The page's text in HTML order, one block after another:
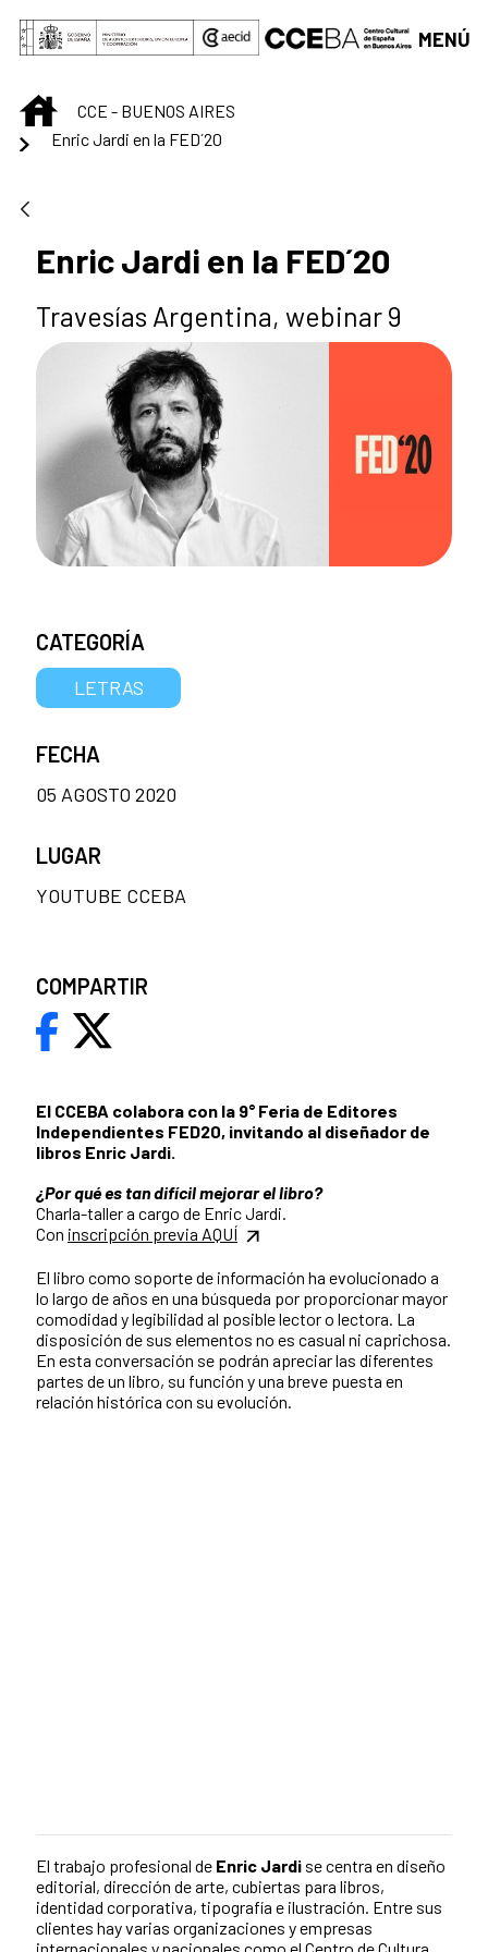
Saltar al contenido principal
MENÚ
INICIOCCE - BUENOS AIRES
Enric Jardi en la FED´20
Enric Jardi en la FED´20
Travesías Argentina, webinar 9
El CCEBA colabora con la 9° Feria de Editores
Independientes FED20, invitando al diseñador de
libros Enric Jardi.
¿Por qué es tan difícil mejorar el libro?
Charla-taller a cargo de Enric Jardi.
Con inscripción previa AQUÍ
El libro como soporte de información ha evolucionado a
lo largo de años en una búsqueda por proporcionar mayor
comodidad y legibilidad al posible lector o lectora. La
disposición de sus elementos no es casual ni caprichosa.
En esta conversación se podrán apreciar las diferentes
partes de un libro, su función y una breve puesta en
relación histórica con su evolución.
El trabajo profesional de Enric Jardi se centra en diseño
editorial, dirección de arte, cubiertas para libros,
identidad corporativa, tipografía e ilustración. Entre sus
clientes hay varias organizaciones y empresas
CATEGORÍA
LETRAS
FECHA
05 AGOSTO 2020
LUGAR
YOUTUBE CCEBA
COMPARTIR